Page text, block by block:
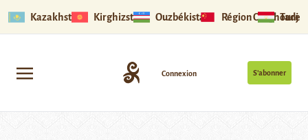
Kazakhstan Kirghizstan Ouzbékistan Région Ouïghoure
S’abonner
Connexion